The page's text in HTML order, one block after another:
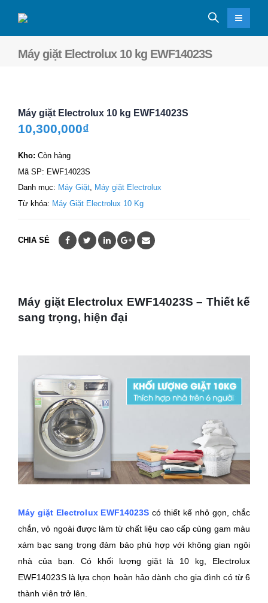
Máy giặt Electrolux 10 kg EWF14023S
Máy giặt Electrolux 10 kg EWF14023S
10,300,000₫
Kho: Còn hàng
Mã SP: EWF14023S
Danh mục: Máy Giặt, Máy giặt Electrolux
Từ khóa: Máy Giặt Electrolux 10 Kg
CHIA SẺ
Máy giặt Electrolux EWF14023S – Thiết kế
sang trọng, hiện đại
Máy giặt Electrolux EWF14023S có thiết kế nhỏ gọn, chắc
chắn, vỏ ngoài được làm từ chất liệu cao cấp cùng gam màu
xám bạc sang trọng đảm bảo phù hợp với không gian ngôi
nhà của bạn. Có khối lượng giặt là 10 kg, Electrolux
EWF14023S là lựa chọn hoàn hảo dành cho gia đình có từ 6
thành viên trở lên.